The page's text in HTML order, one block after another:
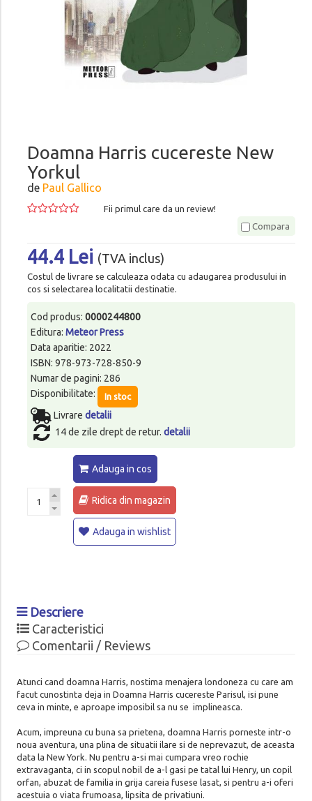
Doamna Harris cucereste New
Yorkul
de Paul Gallico
Fii primul care da un review!
Compara
44.4 Lei (TVA inclus)
Costul de livrare se calculeaza odata cu adaugarea produsului in
cos si selectarea localitatii destinatie.
Cod produs: 0000244800
Editura: Meteor Press
Data aparitie: 2022
ISBN: 978-973-728-850-9
Numar de pagini: 286
Disponibilitate:
In stoc
Livrare detalii
14 de zile drept de retur. detalii
Adauga in cos
Ridica din magazin
Adauga in wishlist
Descriere
Caracteristici
Comentarii / Reviews
Atunci cand doamna Harris, nostima menajera londoneza cu care am
facut cunostinta deja in Doamna Harris cucereste Parisul, isi pune
ceva in minte, e aproape imposibil sa nu se implineasca.
Acum, impreuna cu buna sa prietena, doamna Harris porneste intr-o
noua aventura, una plina de situatii ilare si de neprevazut, de aceasta
data la New York. Nu pentru a-si mai cumpara vreo rochie
extravaganta, ci in scopul nobil de a-l gasi pe tatal lui Henry, un copil
orfan, abuzat de familia in grija careia fusese lasat, si pentru a-i oferi
acestuia o viata frumoasa, lipsita de privatiuni.